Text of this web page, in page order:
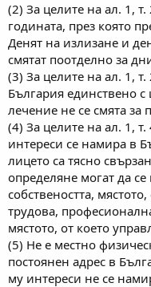
(2) За целите на ал. 1,
годината, през която
Денят на излизане и
смятат поотделно за
(3) За целите на ал. 1,
България единствено
лечение не се смята за
(4) За целите на ал. 1,
интереси се намира в
лицето са тясно
определяне могат да
собствеността,
трудова,
мястото, от което
(5) Не е местно
постоянен адрес в
му интереси не се